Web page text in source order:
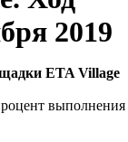
2019
ETA Village
выполнения